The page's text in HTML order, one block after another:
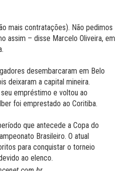
mais contratações). Não pedimos
assim – disse Marcelo Oliveira, em
desembarcaram em Belo
deixaram a capital mineira.
empréstimo e voltou ao
foi emprestado ao Coritiba.
que antecede a Copa do
Brasileiro. O atual
para conquistar o torneio
ao elenco.